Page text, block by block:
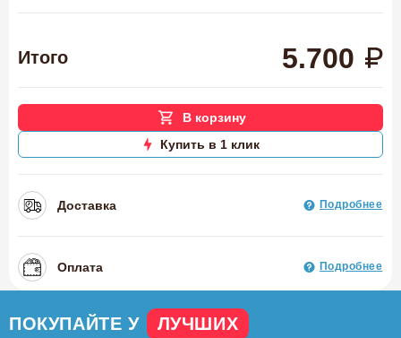
Итого 5.700
В корзину
Купить в 1 клик
Доставка Подробнее
Оплата Подробнее
ПОКУПАЙТЕ У ЛУЧШИХ